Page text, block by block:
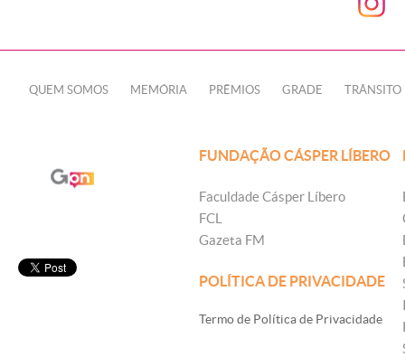
QUEM SOMOS MEMÓRIA PRÊMIOS GRADE TRÂNSITO
FUNDAÇÃO CÁSPER LÍBERO
Faculdade Cásper Líbero
FCL
Gazeta FM
POLÍTICA DE PRIVACIDADE
Termo de Política de Privacidade